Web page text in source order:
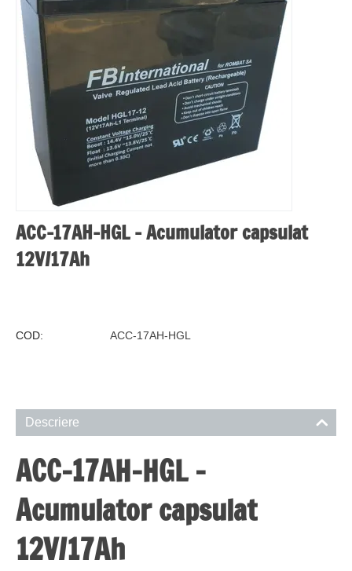
ACC-17AH-HGL - Acumulator capsulat
12V/17Ah
COD: ACC-17AH-HGL
Descriere
ACC-17AH-HGL –
Acumulator capsulat
12V/17Ah